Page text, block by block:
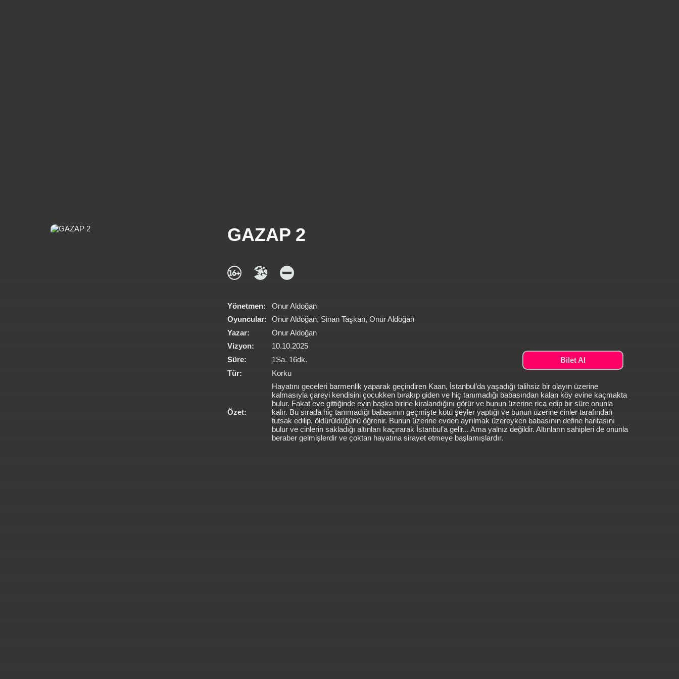
Bilet Al
GAZAP 2
Yönetmen:
Onur Aldoğan
Oyuncular:
Onur Aldoğan, Sinan Taşkan, Onur Aldoğan
Yazar:
Onur Aldoğan
Vizyon:
10.10.2025
Süre:
1Sa. 16dk.
Tür:
Korku
Özet:
Hayatını geceleri barmenlik yaparak geçindiren Kaan, İstanbul’da yaşadığı talihsiz bir olayın üzerine
kalmasıyla çareyi kendisini çocukken bırakıp giden ve hiç tanımadığı babasından kalan köy evine kaçmakta
bulur. Fakat eve gittiğinde evin başka birine kiralandığını görür ve bunun üzerine rica edip bir süre onunla
kalır. Bu sırada hiç tanımadığı babasının geçmişte kötü şeyler yaptığı ve bunun üzerine cinler tarafından
tutsak edilip, öldürüldüğünü öğrenir. Bunun üzerine evden ayrılmak üzereyken babasının define haritasını
bulur ve cinlerin sakladığı altınları kaçırarak İstanbul’a gelir... Ama yalnız değildir. Altınların sahipleri de onunla
beraber gelmişlerdir ve çoktan hayatına sirayet etmeye başlamışlardır.